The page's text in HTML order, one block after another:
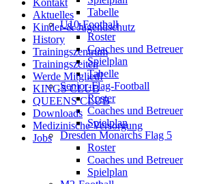
Tabelle
U10-Football
Roster
Coaches und Betreuer
Spielplan
Tabelle
Senior-Flag-Football
Roster
Coaches und Betreuer
Spielplan
Dresden Monarchs Flag 5
Roster
Coaches und Betreuer
Spielplan
Kontakt
Aktuelles
Kinder-& Jugendschutz
History
Trainingszentrum
Trainingszeiten
Werde Mitglied!
KINGS CLUB
QUEENS CLUB
Downloads
Medizinische Versorgung
Jobs